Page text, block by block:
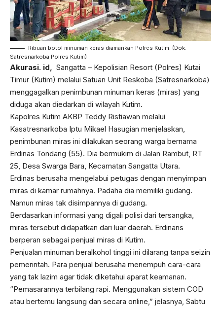
Ribuan botol minuman keras diamankan Polres Kutim. (Dok.
Satresnarkoba Polres Kutim)
Akurasi. id, Sangatta – Kepolisian Resort (Polres) Kutai
Timur (Kutim) melalui Satuan Unit Reskoba (Satresnarkoba)
menggagalkan penimbunan minuman keras (miras) yang
diduga akan diedarkan di wilayah Kutim.
Kapolres Kutim AKBP Teddy Ristiawan melalui
Kasatresnarkoba Iptu Mikael Hasugian menjelaskan,
penimbunan miras ini dilakukan seorang warga bernama
Erdinas Tondang (55). Dia bermukim di Jalan Rambut, RT
25, Desa Swarga Bara, Kecamatan Sangatta Utara.
Erdinas berusaha mengelabui petugas dengan menyimpan
miras di kamar rumahnya. Padaha dia memiliki gudang.
Namun miras tak disimpannya di gudang.
Berdasarkan informasi yang digali polisi dari tersangka,
miras tersebut didapatkan dari luar daerah. Erdinans
berperan sebagai penjual miras di Kutim.
Penjualan minuman beralkohol tinggi ini dilarang tanpa seizin
pemerintah. Para penjual berusaha menempuh cara-cara
yang tak lazim agar tidak diketahui aparat keamanan.
“Pemasarannya terbilang rapi. Menggunakan sistem COD
atau bertemu langsung dan secara online,” jelasnya, Sabtu